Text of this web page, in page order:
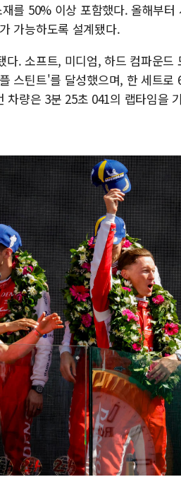
를 50% 이상 포함했다. 올해부
가능하도록 설계됐다.
다. 소프트, 미디엄, 하드 컴파운
스틴트'를 달성했으며, 한 세트
차량은 3분 25초 041의 랩타임을